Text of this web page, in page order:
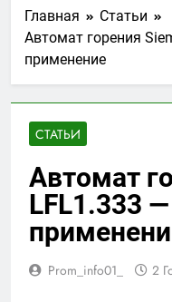
Главная
Статьи
Автомат горения
применение
СТАТЬИ
Автомат
LFL1.333
Prom_info01_ 2